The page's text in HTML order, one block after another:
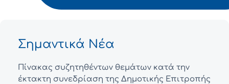
Σημαντικά Νέα
Πίνακας συζητηθέντων θεμάτων κατά την
έκτακτη συνεδρίαση της Δημοτικής Επιτροπής